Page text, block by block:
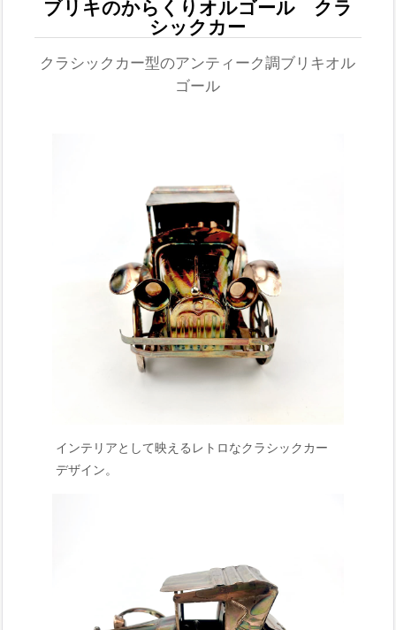
ブリキのからくりオルゴール クラ
シックカー
クラシックカー型のアンティーク調ブリキオル
ゴール
インテリアとして映えるレトロなクラシックカー
デザイン。